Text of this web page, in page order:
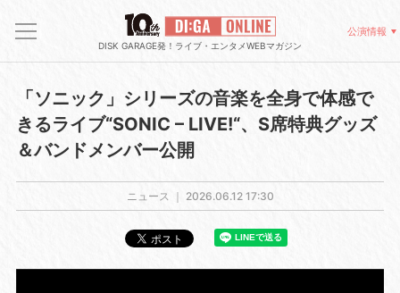
DISK GARAGE発！ライブ・エンタメWEBマガジン
公演情報
「ソニック」シリーズの音楽を全身で体感で
きるライブ“SONIC – LIVE!“、S席特典グッズ
＆バンドメンバー公開
ニュース ｜ 2026.06.12 17:30